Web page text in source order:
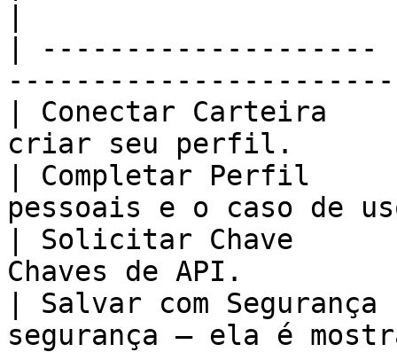
|
| Conectar Carteira
criar seu perfil.
| Completar Perfil     |
pessoais e o caso
| Solicitar Chave      |
Chaves de API.
| Salvar com
segurança — ela é